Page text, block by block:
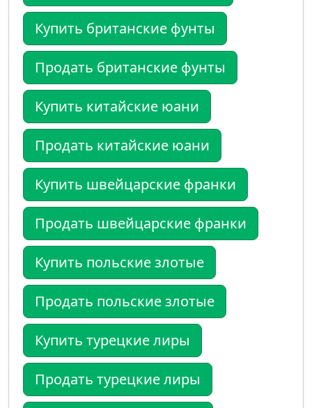
Купить британские фунты
Продать британские фунты
Купить китайские юани
Продать китайские юани
Купить швейцарские франки
Продать швейцарские франки
Купить польские злотые
Продать польские злотые
Купить турецкие лиры
Продать турецкие лиры